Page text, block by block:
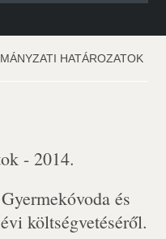
HATÁROZATOK
- 2014.
és
költségvetéséről.